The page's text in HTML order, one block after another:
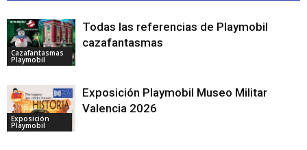
Cazafantasmas
Playmobil
Todas las referencias de Playmobil
cazafantasmas
Exposición
Playmobil
Exposición Playmobil Museo Militar
Valencia 2026